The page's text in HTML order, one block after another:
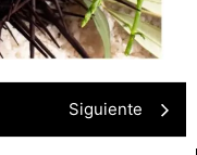
Siguiente